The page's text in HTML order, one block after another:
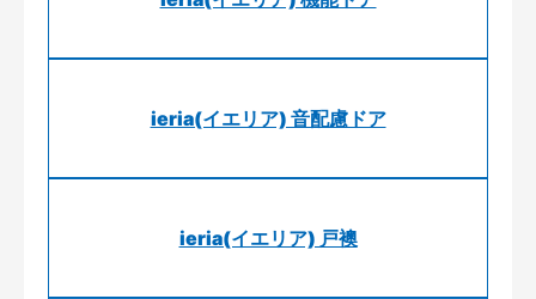
ieria(イエリア) 音配慮ドア
ieria(イエリア) 戸襖